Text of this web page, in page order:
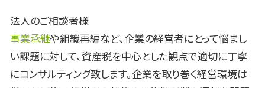
法人のご相談者様
事業承継や組織再編など、企業の経営者にとって悩まし
い課題に対して、資産税を中心とした観点で適切に丁寧
にコンサルティング致します。企業を取り巻く経営環境は